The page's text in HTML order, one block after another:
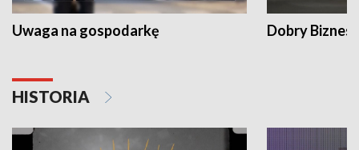
Uwaga na gospodarkę Dobry Biznes
HISTORIA